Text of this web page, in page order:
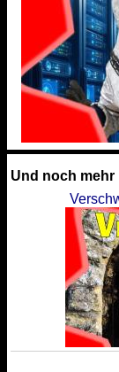
Und noch mehr